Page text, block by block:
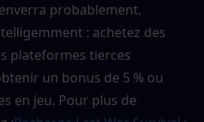
probablement.
: achetez des
plateformes tierces
un bonus de 5 % ou
en jeu. Pour plus de